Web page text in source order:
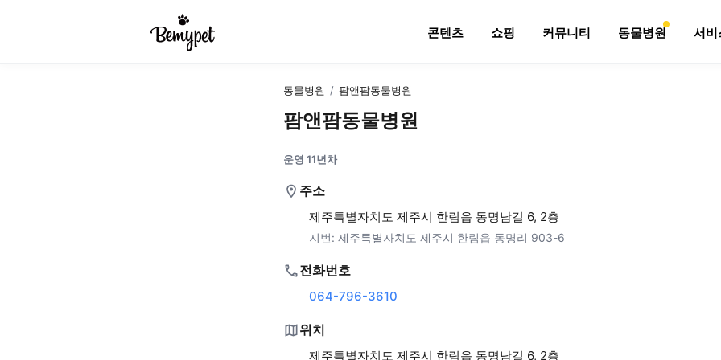
콘텐츠 쇼핑 커뮤니티 동물병원 서비
동물병원 / 팜앤팜동물병원
팜앤팜동물병원
운영 11년차
주소
제주특별자치도 제주시 한림읍 동명남길 6, 2층
지번: 제주특별자치도 제주시 한림읍 동명리 903-6
전화번호
064-796-3610
위치
제주특별자치도 제주시 한림읍 동명남길 6, 2층